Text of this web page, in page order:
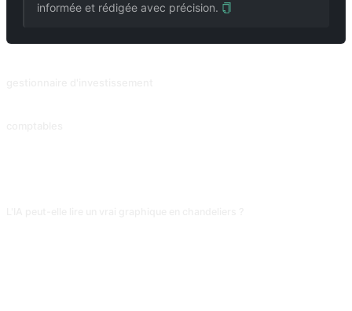
informée et rédigée avec précision.